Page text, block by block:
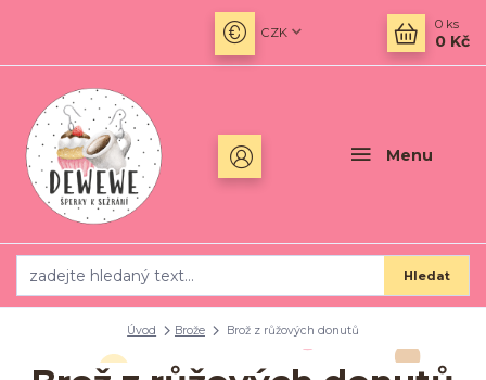
Menu
CZK
Hledat
0 ks
0 Kč
Úvod Brože Brož z růžových donutů